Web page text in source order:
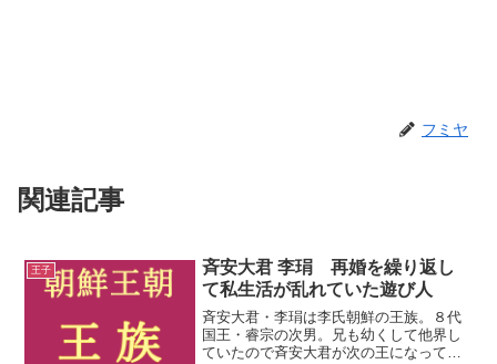
フミヤ
関連記事
王子
斉安大君 李琄 再婚を繰り返し
て私生活が乱れていた遊び人
斉安大君・李琄は李氏朝鮮の王族。８代
国王・睿宗の次男。兄も幼くして他界し
ていたので斉安大君が次の王になっても